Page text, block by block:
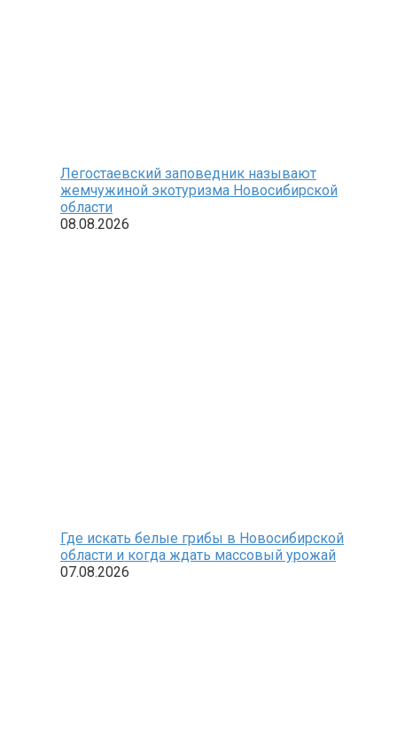
Легостаевский заповедник называют
жемчужиной экотуризма Новосибирской
области
08.08.2026
Где искать белые грибы в Новосибирской
области и когда ждать массовый урожай
07.08.2026